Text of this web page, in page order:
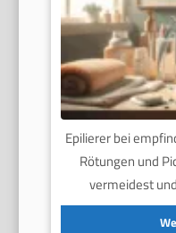
Epilierer bei
Rötungen und
vermeidest